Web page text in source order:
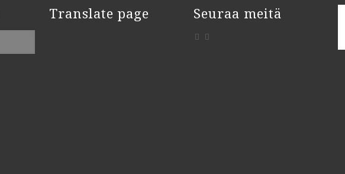
Translate page Seuraa meitä